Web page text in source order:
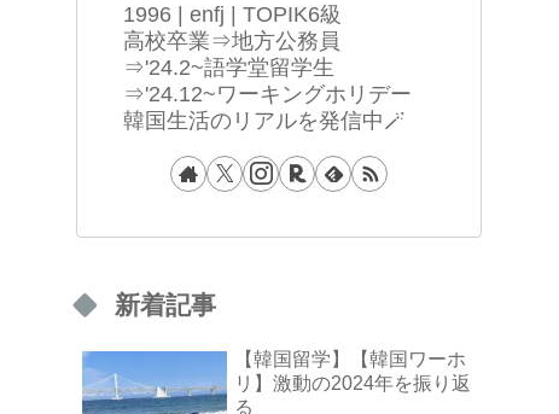
1996 | enfj | TOPIK6級
高校卒業⇒地方公務員
⇒'24.2~語学堂留学生
⇒'24.12~ワーキングホリデー
韓国生活のリアルを発信中🪄
新着記事
【韓国留学】【韓国ワーホ
リ】激動の2024年を振り返
る